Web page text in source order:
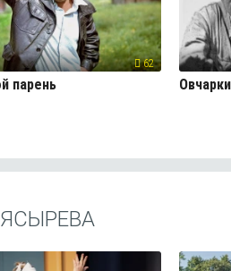
62
парень